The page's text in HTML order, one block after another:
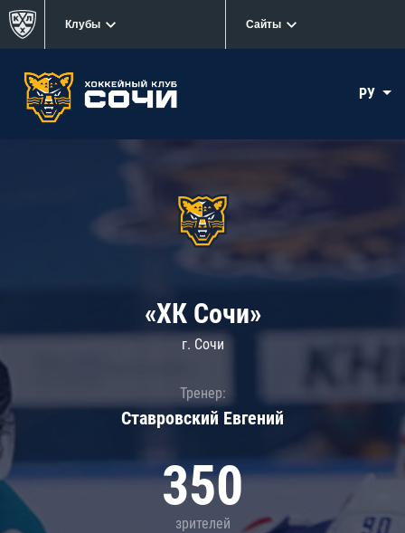
Клубы Сайты
РУ
«ХК Сочи»
г. Сочи
Тренер:
Ставровский Евгений
350
зрителей